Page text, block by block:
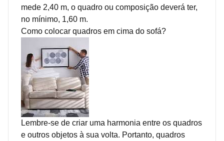
mede 2,40 m, o quadro ou composição deverá ter,
no mínimo, 1,60 m.
Como colocar quadros em cima do sofá?
Lembre-se de criar uma harmonia entre os quadros
e outros objetos à sua volta. Portanto, quadros